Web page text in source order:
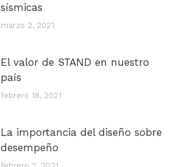
sísmicas
marzo 2, 2021
El valor de STAND en nuestro
país
febrero 18, 2021
La importancia del diseño sobre
desempeño